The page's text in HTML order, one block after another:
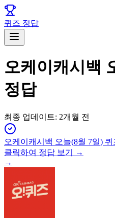
퀴즈 정답
오케이캐시백
정답
최종 업데이트: 2개월 전
오케이캐시백 오늘(8월 7일) 퀴
클릭하여 정답 보기 →
→